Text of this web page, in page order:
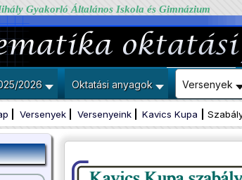
Gyakorló Általános Iskola és Gimnázium
2026 Oktatási anyagok Versenyek
Versenyek Versenyeink Kavics Kupa